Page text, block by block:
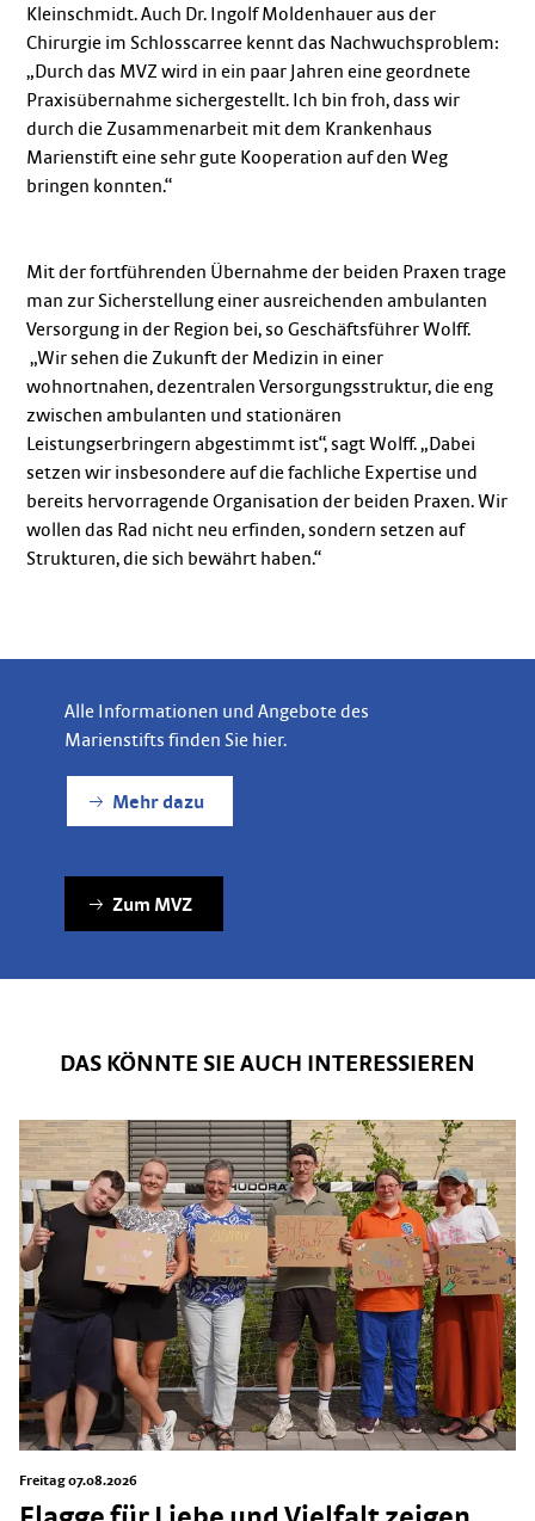
Kleinschmidt. Auch Dr. Ingolf Moldenhauer aus der
Chirurgie im Schlosscarree kennt das Nachwuchsproblem:
„Durch das MVZ wird in ein paar Jahren eine geordnete
Praxisübernahme sichergestellt. Ich bin froh, dass wir
durch die Zusammenarbeit mit dem Krankenhaus
Marienstift eine sehr gute Kooperation auf den Weg
bringen konnten.“
Mit der fortführenden Übernahme der beiden Praxen trage
man zur Sicherstellung einer ausreichenden ambulanten
Versorgung in der Region bei, so Geschäftsführer Wolff.
„Wir sehen die Zukunft der Medizin in einer
wohnortnahen, dezentralen Versorgungsstruktur, die eng
zwischen ambulanten und stationären
Leistungserbringern abgestimmt ist“, sagt Wolff. „Dabei
setzen wir insbesondere auf die fachliche Expertise und
bereits hervorragende Organisation der beiden Praxen. Wir
wollen das Rad nicht neu erfinden, sondern setzen auf
Strukturen, die sich bewährt haben.“
Alle Informationen und Angebote des
Marienstifts finden Sie hier.
Mehr dazu
Zum MVZ
DAS KÖNNTE SIE AUCH INTERESSIEREN
Freitag 07.08.2026